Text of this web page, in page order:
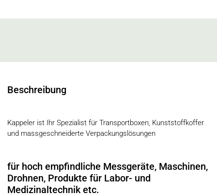
Beschreibung
Kappeler ist Ihr Spezialist für Transportboxen, Kunststoffkoffer
und massgeschneiderte Verpackungslösungen
für hoch empfindliche Messgeräte, Maschinen,
Drohnen, Produkte für Labor- und
Medizinaltechnik etc.